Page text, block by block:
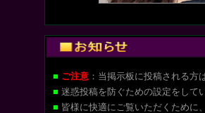
■ ご注意 ：当掲示板に投稿される方
■ 迷惑投稿を防ぐための設定をして
■ 皆様に快適にご覧いただくために